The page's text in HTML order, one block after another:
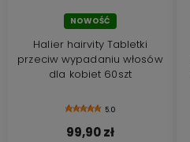
NOWOŚĆ
Halier hairvity Tabletki
przeciw wypadaniu włosów
dla kobiet 60szt
5.0
99,90 zł